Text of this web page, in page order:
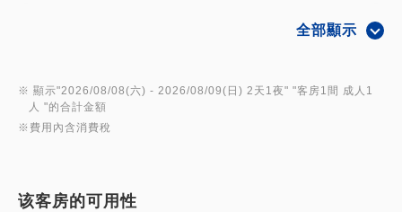
全部顯示
※ 顯示"2026/08/08(六) - 2026/08/09(日) 2天1夜" "客房1間 成人1
人 "的合計金額
※費用內含消費稅
该客房的可用性